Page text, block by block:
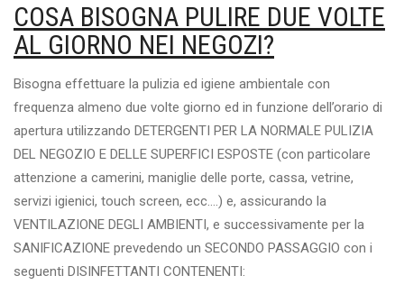
COSA BISOGNA PULIRE DUE VOLTE
AL GIORNO NEI NEGOZI?
Bisogna effettuare la pulizia ed igiene ambientale con
frequenza almeno due volte giorno ed in funzione dell’orario di
apertura utilizzando DETERGENTI PER LA NORMALE PULIZIA
DEL NEGOZIO E DELLE SUPERFICI ESPOSTE (con particolare
attenzione a camerini, maniglie delle porte, cassa, vetrine,
servizi igienici, touch screen, ecc.…) e, assicurando la
VENTILAZIONE DEGLI AMBIENTI, e successivamente per la
SANIFICAZIONE prevedendo un SECONDO PASSAGGIO con i
seguenti DISINFETTANTI CONTENENTI: